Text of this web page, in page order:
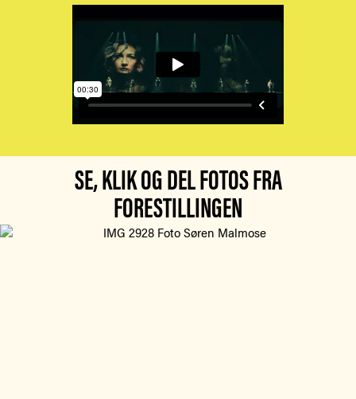
SE, KLIK OG DEL FOTOS FRA
FORESTILLINGEN